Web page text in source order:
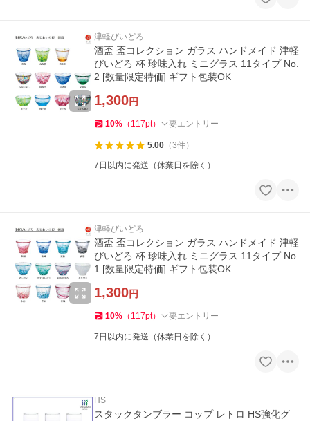
津軽びいどろ
酒盃 盃コレクション ガラス ハンドメイド 津軽
びいどろ 杯 珍味入れ ミニグラス 11タイプ No.
2 [数量限定特価] ギフト包装OK
1,300円
10% （ 117pt） 要エントリー
5.00（3件）
7日以内に発送（休業日を除く）
津軽びいどろ
酒盃 盃コレクション ガラス ハンドメイド 津軽
びいどろ 杯 珍味入れ ミニグラス 11タイプ No.
1 [数量限定特価] ギフト包装OK
1,300円
10% （ 117pt） 要エントリー
7日以内に発送（休業日を除く）
HS
スタックタンブラー コップ レトロ HS強化グ